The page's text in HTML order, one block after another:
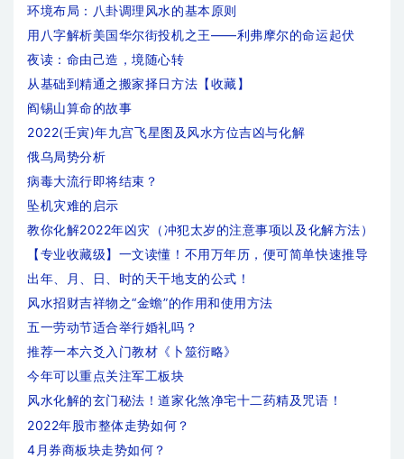
环境布局：八卦调理风水的基本原则
用八字解析美国华尔街投机之王——利弗摩尔的命运起伏
夜读：命由己造，境随心转
从基础到精通之搬家择日方法【收藏】
阎锡山算命的故事
2022(壬寅)年九宫飞星图及风水方位吉凶与化解
俄乌局势分析
病毒大流行即将结束？
坠机灾难的启示
教你化解2022年凶灾（冲犯太岁的注意事项以及化解方法）
【专业收藏级】一文读懂！不用万年历，便可简单快速推导
出年、月、日、时的天干地支的公式！
风水招财吉祥物之“金蟾”的作用和使用方法
五一劳动节适合举行婚礼吗？
推荐一本六爻入门教材《卜筮衍略》
今年可以重点关注军工板块
风水化解的玄门秘法！道家化煞净宅十二药精及咒语！
2022年股市整体走势如何？
4月券商板块走势如何？